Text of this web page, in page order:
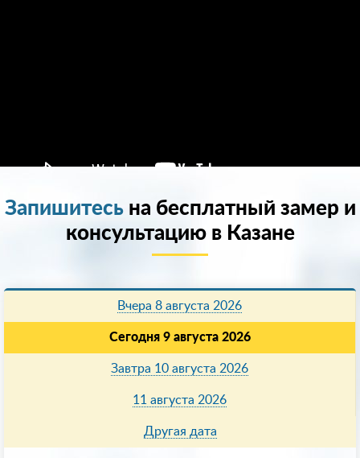
Запишитесьна бесплатный замер и
консультацию в Казанe
Вчера 8 августа 2026
Сегодня 9 августа 2026
Завтра 10 августа 2026
11 августа 2026
Другая дата